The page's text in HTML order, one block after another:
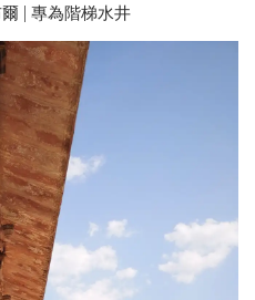
爾 | 專為階梯水井